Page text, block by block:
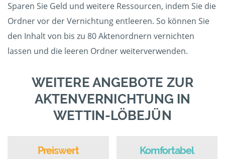
Sparen Sie Geld und weitere Ressourcen, indem Sie die
Ordner vor der Vernichtung entleeren. So können Sie
den Inhalt von bis zu 80 Aktenordnern vernichten
lassen und die leeren Ordner weiterverwenden.
WEITERE ANGEBOTE ZUR
AKTENVERNICHTUNG IN
WETTIN-LÖBEJÜN
Preiswert Komfortabel